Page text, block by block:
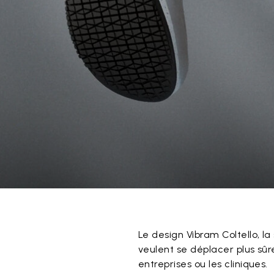
Le design Vibram Coltello,
veulent se déplacer plus
entreprises ou les cliniques.